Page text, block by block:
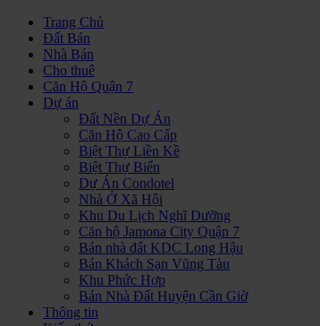
Trang Chủ
Đất Bán
Nhà Bán
Cho thuê
Căn Hộ Quận 7
Dự án
Đất Nền Dự Án
Căn Hộ Cao Cấp
Biệt Thự Liền Kề
Biệt Thự Biển
Dự Án Condotel
Nhà Ở Xã Hội
Khu Du Lịch Nghĩ Dưỡng
Căn hộ Jamona City Quận 7
Bán nhà đất KDC Long Hậu
Bán Khách Sạn Vũng Tàu
Khu Phức Hợp
Bán Nhà Đất Huyện Cần Giờ
Thông tin